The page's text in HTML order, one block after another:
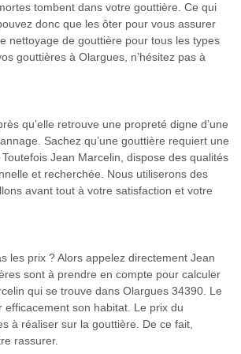
tombent dans votre gouttière. Ce qui
donc que les ôter pour vous assurer
nettoyage de gouttière pour tous les types
gouttières à Olargues, n’hésitez pas à
qu’elle retrouve une propreté digne d’une
Sachez qu’une gouttière requiert une
Jean Marcelin, dispose des qualités
et recherchée. Nous utiliserons des
avant tout à votre satisfaction et votre
les prix ? Alors appelez directement Jean
sont à prendre en compte pour calculer
qui se trouve dans Olargues 34390. Le
efficacement son habitat. Le prix du
à réaliser sur la gouttière. De ce fait,
rassurer.